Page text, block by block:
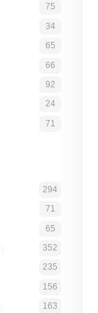
75
34
65
66
92
24
71
294
71
65
352
235
156
163